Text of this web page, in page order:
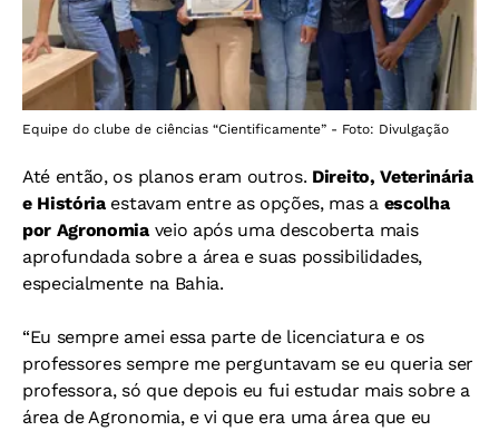
Equipe do clube de ciências “Cientificamente” - Foto: Divulgação
Até então, os planos eram outros. Direito, Veterinária
e Históriaestavam entre as opções, mas a escolha
por Agronomiaveio após uma descoberta mais
aprofundada sobre a área e suas possibilidades,
especialmente na Bahia.
“Eu sempre amei essa parte de licenciatura e os
professores sempre me perguntavam se eu queria ser
professora, só que depois eu fui estudar mais sobre a
área de Agronomia, e vi que era uma área que eu